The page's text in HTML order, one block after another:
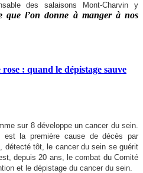
des salaisons Mont-Charvin y
que l’on donne à manger à nos
: quand le dépistage sauve
sur 8 développe un cancer du sein.
est la première cause de décès par
détecté tôt, le cancer du sein se guérit
depuis 20 ans, le combat du Comité
et le dépistage du cancer du sein.